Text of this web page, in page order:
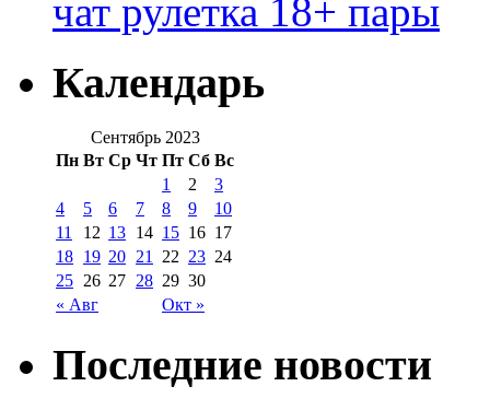
чат рулетка 18+ пары
Календарь
Сентябрь 2023
Пн Вт Ср Чт Пт Сб Вс
« Авг Окт »
1 2
3
4
5 6 7 8 9
10
11
12 13 14 15 16 17
18 19 20 21 22 23 24
25 26 27 28 29 30
Последние новости